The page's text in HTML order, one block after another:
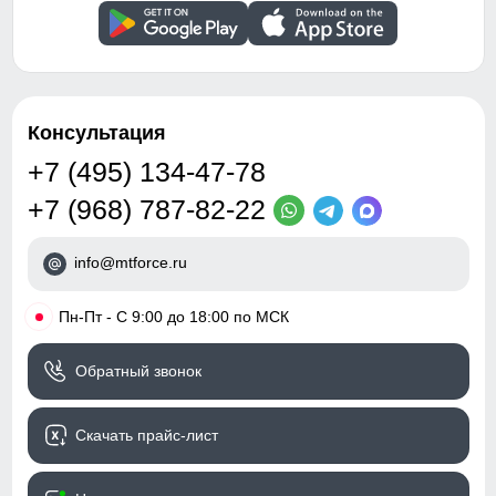
комфорт и тепло.
Узнайте как правильно снять
Для выбора идеального размера одежды,
рекомендуем Вам измерить следующие
A
Длина изделия
Измеряется от верхней точки плеча
до нижнего края пальто.
Длина рукава
Карманы, Манжеты
Особенности модели
ветрозащита,
водоотталкивающий
материал,
гипоаллергенный
Дизайн и стиль
Вид одежды
модель
Стиль
школьный, Повседневный
Консультация
+7 (495) 134-47-78
+7 (968) 787-82-22
info@mtforce.ru
• Пн-Пт - С 9:00 до 18:00 по МСК
Обратный звонок
Скачать прайс-лист